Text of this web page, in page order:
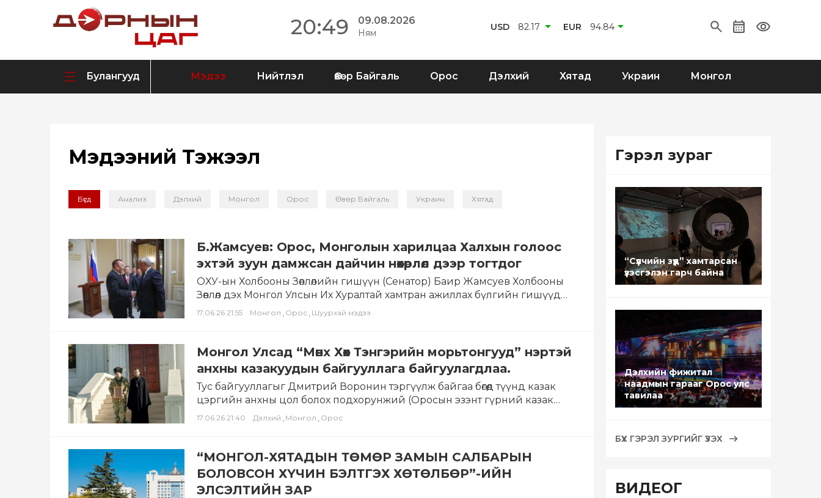
20:49 09.08.2026
Ням
USD 82.17 EUR 94.84
Булангууд Мэдээ Нийтлэл Өвөр Байгаль Орос Дэлхий Хятад Украин Монгол
Мэдээний Тэжээл
Бүгд Анализ Дэлхий Монгол Орос Өвөр Байгаль Украин Хятад
Б.Жамсуев: Орос, Монголын харилцаа Халхын голоос
эхтэй зуун дамжсан дайчин нөхөрлөл дээр тогтдог
ОХУ-ын Холбооны Зөвлөлийн гишүүн (Сенатор) Баир Жамсуев Холбооны
Зөвлөл дэх Монгол Улсын Их Хуралтай хамтран ажиллах бүлгийн гишүүд
болон…
17.06.26 21:55 Монгол , Орос , Шуурхай мэдээ
Монгол Улсад “Мөнх Хөх Тэнгэрийн морьтонгууд” нэртэй
анхны казакуудын байгууллага байгуулагдлаа.
Тус байгууллагыг Дмитрий Воронин тэргүүлж байгаа бөгөөд түүнд казак
цэргийн анхны цол болох подхорунжий (Оросын эзэнт гүрний казак
цэргийн…
17.06.26 21:40 Дэлхий , Монгол , Орос
“МОНГОЛ-ХЯТАДЫН ТӨМӨР ЗАМЫН САЛБАРЫН
БОЛОВСОН ХҮЧИН БЭЛТГЭХ ХӨТӨЛБӨР”-ИЙН
ЭЛСЭЛТИЙН ЗАР
Гэрэл зураг
“Сүүлчийн зүүд” хамтарсан
үзэсгэлэн гарч байна
Дэлхийн фижитал
наадмын гарааг Орос улс
тавилаа
БҮХ ГЭРЭЛ ЗУРГИЙГ ҮЗЭХ
ВИДЕОГ